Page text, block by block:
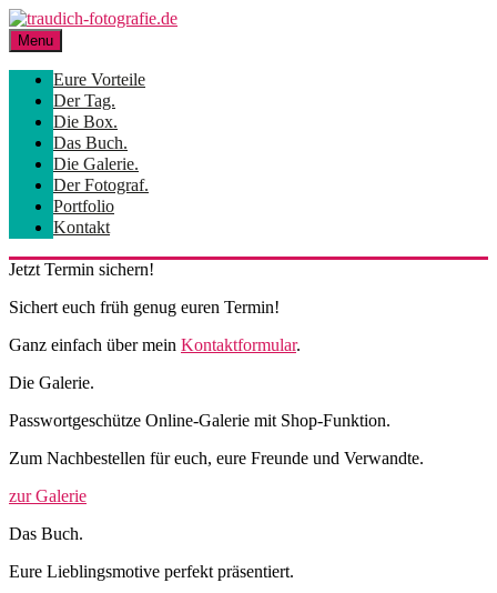
Skip
to
content
Menu
Eure Vorteile
Der Tag.
Die Box.
Das Buch.
Die Galerie.
Der Fotograf.
Portfolio
Kontakt
Jetzt Termin sichern!
Sichert euch früh genug euren Termin!
Ganz einfach über mein Kontaktformular.
Die Galerie.
Passwortgeschütze Online-Galerie mit Shop-Funktion.
Zum Nachbestellen für euch, eure Freunde und Verwandte.
zur Galerie
Das Buch.
Eure Lieblingsmotive perfekt präsentiert.